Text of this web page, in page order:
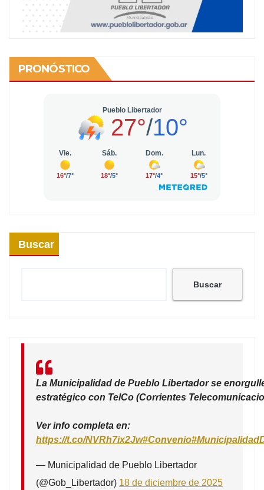
PRONÓSTICO
Buscar
Buscar
La Municipalidad de Pueblo Libertador se
estratégico con TelCo (Corrientes
Ver info completa en:
https://t.co/NVRh7ix2Jw#Convenio
— Municipalidad de Pueblo Libertador
(@Gob_Libertador) 18 de diciembre de 2025